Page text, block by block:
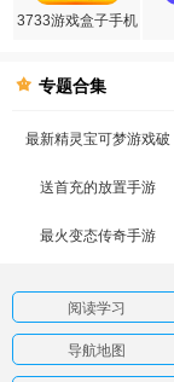
3733游戏盒子手机
专题合集
最新精灵宝可梦游戏破
解版
送首充的放置手游
最火变态传奇手游
阅读学习
导航地图